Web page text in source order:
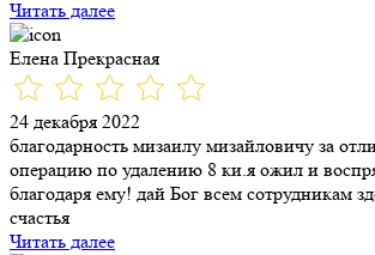
Читать далее
Елена Прекрасная
24 декабря 2022
благодарность мизаилу мизайловичу за
операцию по удалению 8 ки.я ожил и
благодаря ему! дай Бог всем сотрудникам
счастья
Читать далее